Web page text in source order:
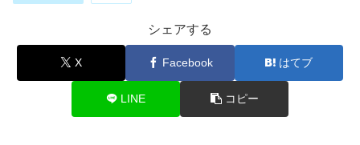
シェアする
X Facebook はてブ
LINE コピー